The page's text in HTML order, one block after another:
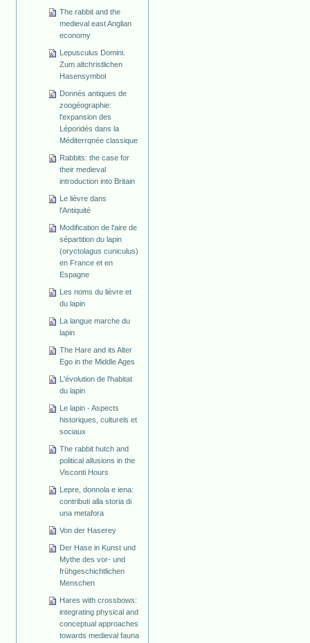
The rabbit and the
medieval east Anglian
economy
Lepusculus Domini.
Zum altchristlichen
Hasensymbol
Donnés antiques de
zoogéographie:
l'expansion des
Léporidés dans la
Méditerrqnée classique
Rabbits: the case for
their medieval
introduction into Britain
Le lièvre dans
l'Antiquité
Modification de l'aire de
sépartition du lapin
(oryctolagus cuniculus)
en France et en
Espagne
Les noms du lièvre et
du lapin
La langue marche du
lapin
The Hare and its Alter
Ego in the Middle Ages
L'évolution de l'habitat
du lapin
Le lapin - Aspects
historiques, culturels et
sociaux
The rabbit hutch and
political allusions in the
Visconti Hours
Lepre, donnola e iena:
contributi alla storia di
una metafora
Von der Haserey
Der Hase in Kunst und
Mythe des vor- und
frühgeschichtlichen
Menschen
Hares with crossbows:
integrating physical and
conceptual approaches
towards medieval fauna